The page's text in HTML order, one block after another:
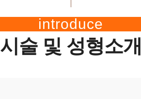
introduce
시술 및 성형소개